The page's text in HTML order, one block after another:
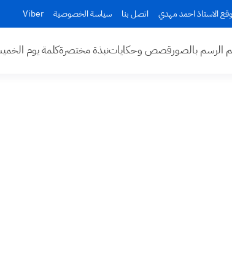
الاستاذ احمد مهدي اتصل بنا سياسة الخصوصية Viber
الرسم بالصورقصص وحكاياتنبذة مختصرةكلمة يوم